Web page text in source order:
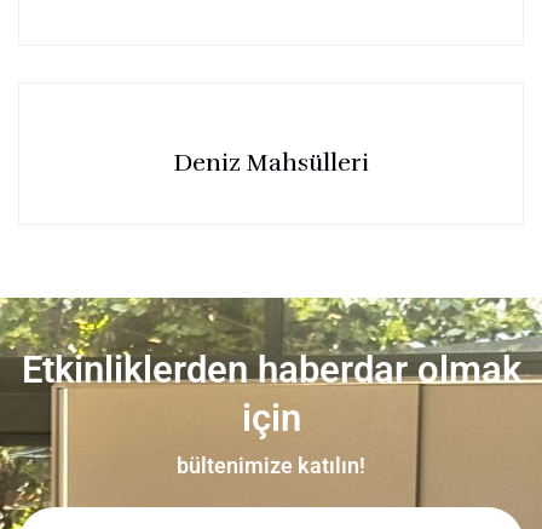
Deniz Mahsülleri
Etkinliklerden haberdar olmak
için
bültenimize katılın!